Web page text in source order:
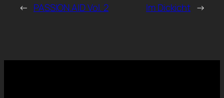
← PASSION.AID Vol. 2 Im Dickicht →